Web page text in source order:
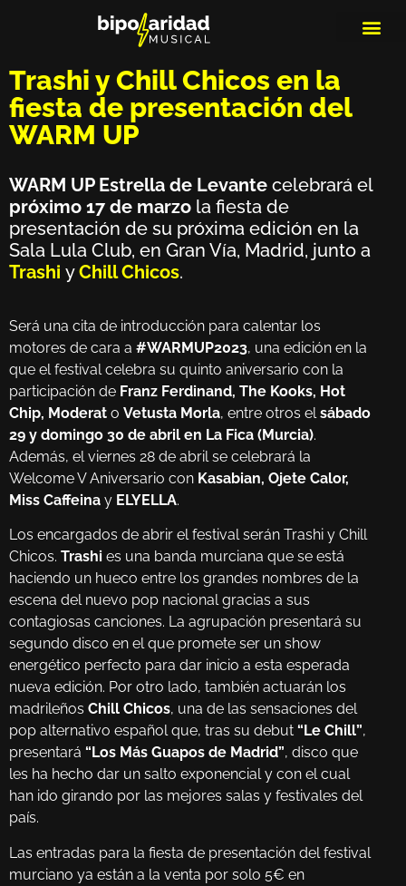
Trashi y Chill Chicos en la
fiesta de presentación del
WARM UP
WARM UP Estrella de Levante celebrará el
próximo 17 de marzo la fiesta de
presentación de su próxima edición en la
Sala Lula Club, en Gran Vía, Madrid, junto a
Trashi yChill Chicos.
Será una cita de introducción para calentar los
motores de cara a #WARMUP2023, una edición en la
que el festival celebra su quinto aniversario con la
participación de Franz Ferdinand, The Kooks, Hot
Chip, Moderat o Vetusta Morla, entre otros elsábado
29 y domingo 30 de abril en La Fica (Murcia).
Además, el viernes 28 de abril se celebrará la
Welcome V Aniversario con Kasabian, Ojete Calor,
Miss Caffeina y ELYELLA.
Los encargados de abrir el festival serán Trashi y Chill
Chicos. Trashi es una banda murciana que se está
haciendo un hueco entre los grandes nombres de la
escena del nuevo pop nacional gracias a sus
contagiosas canciones. La agrupación presentará su
segundo disco en el que promete ser un show
energético perfecto para dar inicio a esta esperada
nueva edición. Por otro lado, también actuarán los
madrileños Chill Chicos, una de las sensaciones del
pop alternativo español que, tras su debut “Le Chill”,
presentará “Los Más Guapos de Madrid”, disco que
les ha hecho dar un salto exponencial y con el cual
han ido girando por las mejores salas y festivales del
país.
Las entradas para la fiesta de presentación del festival
murciano ya están a la venta por solo 5€ en